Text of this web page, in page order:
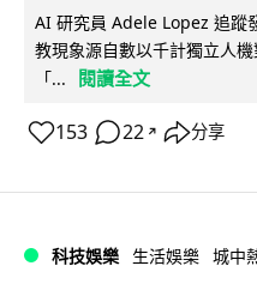
AI 研究員 Adele Lopez 追
教現象源自數以千計獨立人
「...
閱讀全文
153 22 ↗ 分享
科技娛樂 生活娛樂 城中